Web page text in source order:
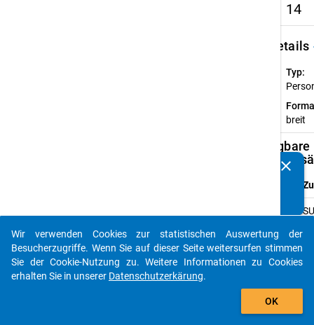
14
Details
Typ:
breit
Verfügbare
clear
auto_stories
add_shopping_cart
Wir verwenden Cookies zur statistischen Auswertung der
Besucherzugriffe. Wenn Sie auf dieser Seite weitersurfen stimmen
Sie der Cookie-Nutzung zu. Weitere Informationen zu Cookies
erhalten Sie in unserer Datenschutzerkärung.
OK